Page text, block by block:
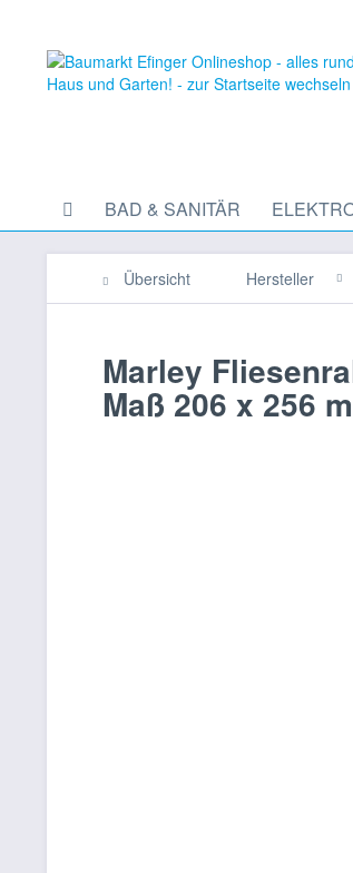
BAD & SANITÄR
Übersicht Hersteller
Marley
Maß 206 x 256